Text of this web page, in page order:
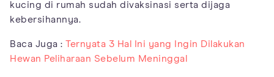
kucing di rumah sudah divaksinasi serta dijaga
kebersihannya.
Baca Juga : Ternyata 3 Hal Ini yang Ingin Dilakukan
Hewan Peliharaan Sebelum Meninggal